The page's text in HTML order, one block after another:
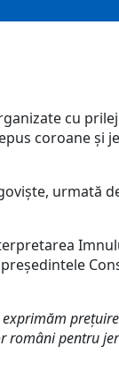
cu
coroane și
urmată
români pentru